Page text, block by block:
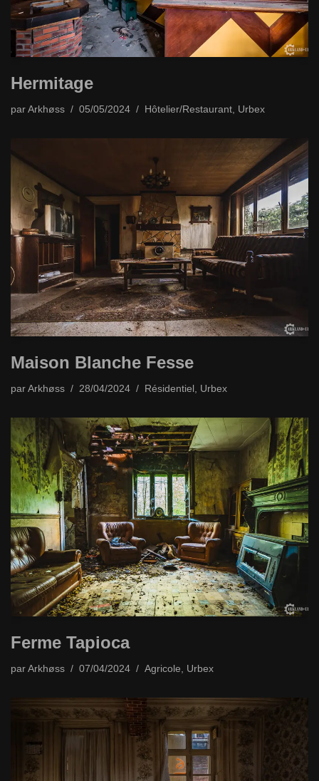
Hermitage
par Arkhøss 05/05/2024 Hôtelier/Restaurant Urbex
Maison Blanche Fesse
par Arkhøss 28/04/2024 Résidentiel , Urbex
Ferme Tapioca
par Arkhøss 07/04/2024 Agricole Urbex